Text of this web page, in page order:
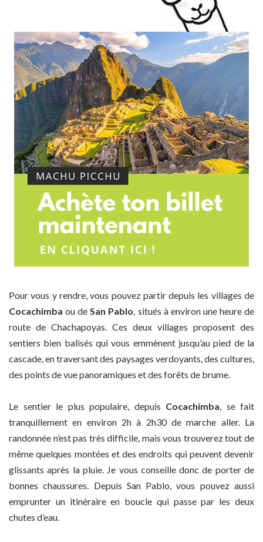
Pour vous y rendre, vous pouvez partir depuis les villages de
Cocachimba ou deSan Pablo, situés à environ une heure de
route de Chachapoyas. Ces deux villages proposent des
sentiers bien balisés qui vous emmènent jusqu’au pied de la
cascade, en traversant des paysages verdoyants, des cultures,
des points de vue panoramiques et des forêts de brume.
Le sentier le plus populaire, depuis Cocachimba, se fait
tranquillement en environ 2h à 2h30 de marche aller. La
randonnée n’est pas très difficile, mais vous trouverez tout de
même quelques montées et des endroits qui peuvent devenir
glissants après la pluie. Je vous conseille donc de porter de
bonnes chaussures. Depuis San Pablo, vous pouvez aussi
emprunter un itinéraire en boucle qui passe par les deux
chutes d’eau.